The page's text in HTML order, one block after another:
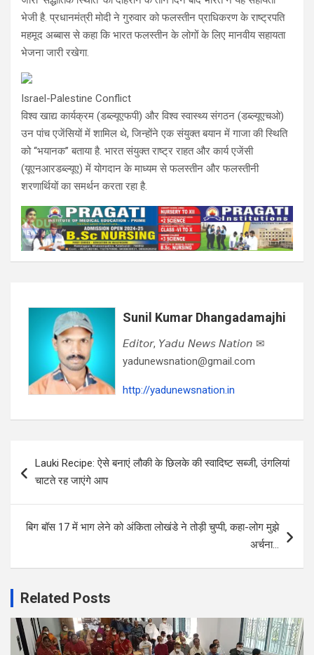
भेजी है. प्रधानमंत्री मोदी ने गुरुवार को फलस्तीन प्राधिकरण के राष्ट्रपति
महमूद अब्बास से कहा कि भारत फलस्तीन के लोगों के लिए मानवीय सहायता
भेजना जारी रखेगा.
Israel-Palestine Conflict
विश्व खाद्य कार्यक्रम (डब्ल्यूएफपी) और विश्व स्वास्थ्य संगठन (डब्ल्यूएचओ)
उन पांच एजेंसियों में शामिल थे, जिन्होंने एक संयुक्त बयान में गाजा की स्थिति
को ‘‘भयानक’’ बताया है. भारत संयुक्त राष्ट्र राहत और कार्य एजेंसी
(यूएनआरडब्ल्यूए) में योगदान के माध्यम से फलस्तीन और फलस्तीनी
शरणार्थियों का समर्थन करता रहा है.
Sunil Kumar Dhangadamajhi
𝘌𝘥𝘪𝘵𝘰𝘳, 𝘠𝘢𝘥𝘶 𝘕𝘦𝘸𝘴 𝘕𝘢𝘵𝘪𝘰𝘯 ✉
yadunewsnation@gmail.com
http://yadunewsnation.in
navigation
Lauki Recipe: ऐसे बनाएं लौकी के छिलके की स्वादिष्ट सब्जी, उंगलियां
चाटते रह जाएंगे आप
बिग बॉस 17 में भाग लेने को अंकिता लोखंडे ने तोड़ी चुप्पी, कहा-लोग मुझे
अर्चना…
Related Posts